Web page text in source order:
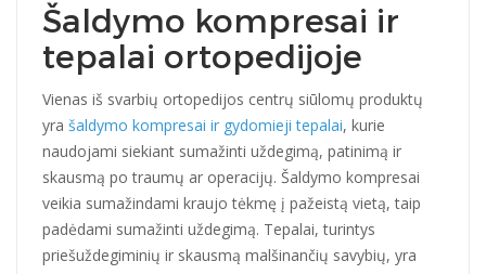
Šaldymo kompresai ir
tepalai ortopedijoje
Vienas iš svarbių ortopedijos centrų siūlomų produktų
yra šaldymo kompresai ir gydomieji tepalai, kurie
naudojami siekiant sumažinti uždegimą, patinimą ir
skausmą po traumų ar operacijų. Šaldymo kompresai
veikia sumažindami kraujo tėkmę į pažeistą vietą, taip
padėdami sumažinti uždegimą. Tepalai, turintys
priešuždegiminių ir skausmą malšinančių savybių, yra